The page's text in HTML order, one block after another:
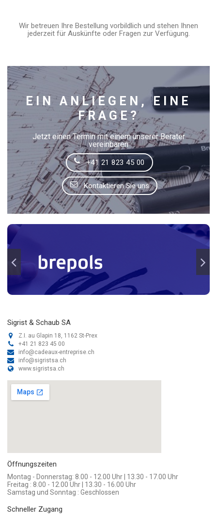
Wir betreuen Ihre Bestellung vorbildlich und stehen Ihnen
jederzeit für Auskünfte oder Fragen zur Verfügung.
EIN ANLIEGEN, EINE
FRAGE?
Jetzt einen Termin mit einem unserer Berater
vereinbaren
+41 21 823 45 00
Kontaktieren Sie uns
Sigrist & Schaub SA
Z.I. au Glapin 18, 1162 St-Prex
+41 21 823 45 00
info@cadeaux-entreprise.ch
info@sigristsa.ch
www.sigristsa.ch
Öffnungszeiten
Montag - Donnerstag: 8.00 - 12.00 Uhr | 13.30 - 17.00 Uhr
Freitag : 8.00 - 12.00 Uhr | 13.30 - 16.00 Uhr
Samstag und Sonntag : Geschlossen
Schneller Zugang